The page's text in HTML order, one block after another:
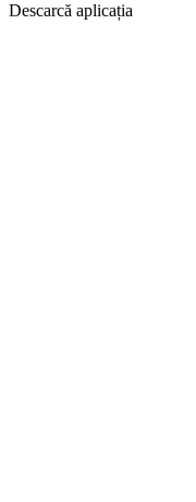
Descarcă aplicația